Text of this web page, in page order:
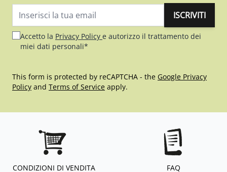
ISCRIVITI
Accetto la Privacy Policy e autorizzo il trattamento dei
miei dati personali*
This form is protected by reCAPTCHA - the Google Privacy
Policy and Terms of Service apply.
CONDIZIONI DI VENDITA FAQ